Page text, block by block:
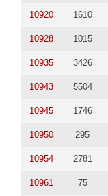
10920 1610
10928 1015
10935 3426
10943 5504
10945 1746
10950 295
10954 2781
10961 75